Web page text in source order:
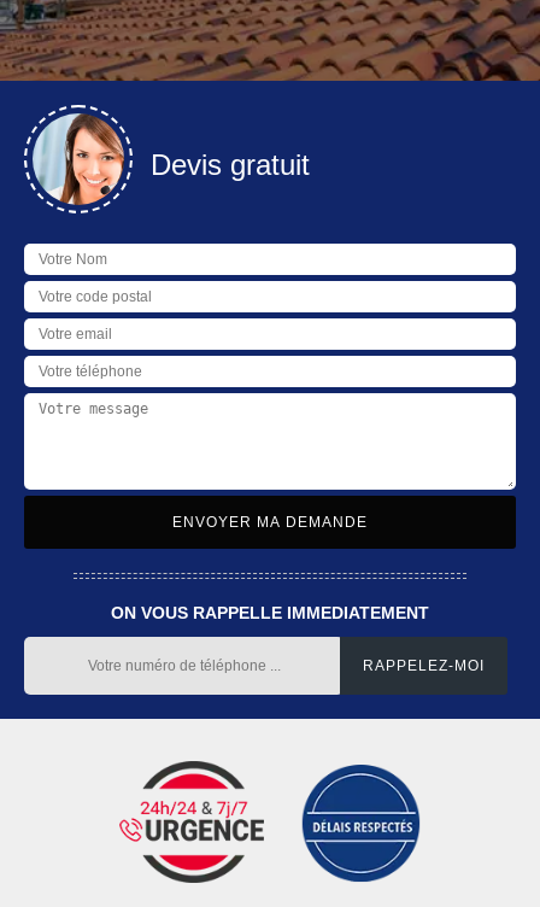
Devis gratuit
ON VOUS RAPPELLE IMMEDIATEMENT